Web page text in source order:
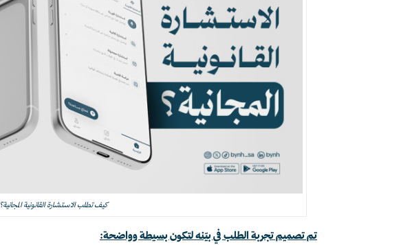
كيف تطلب الاستشارة القانونية المجانية؟
تم تصميم تجربة الطلب في بيّنه لتكون بسيطة وواضحة: